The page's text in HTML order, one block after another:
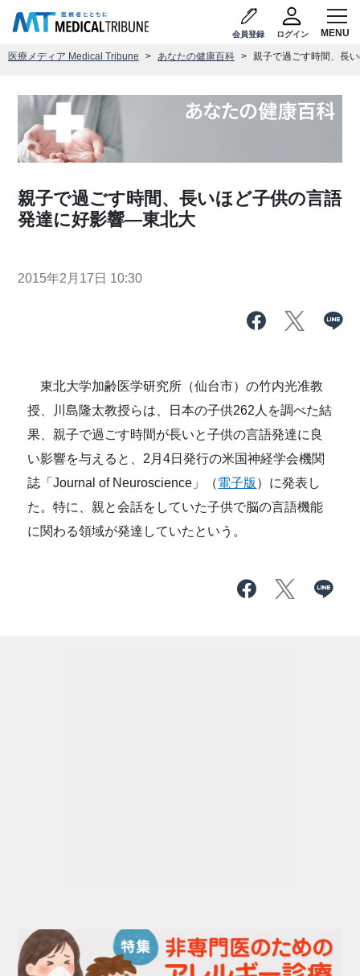
会員登録 ログイン
医療メディア Medical Tribune あなたの健康百科 親子で過ごす時間、長
親子で過ごす時間、長いほど子供の言語
発達に好影響―東北大
2015年2月17日 10:30
東北大学加齢医学研究所（仙台市）の竹内光准教
授、川島隆太教授らは、日本の子供262人を調べた結
果、親子で過ごす時間が長いと子供の言語発達に良
い影響を与えると、2月4日発行の米国神経学会機関
誌「Journal of Neuroscience」（電子版 ）に発表し
た。特に、親と会話をしていた子供で脳の言語機能
に関わる領域が発達していたという。